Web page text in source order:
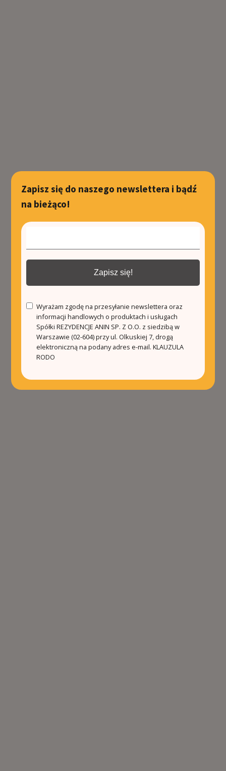
Zapisz się do naszego newslettera i bądź
na bieżąco!
Zapisz się!
Wyrażam zgodę na przesyłanie newslettera oraz
informacji handlowych o produktach i usługach
Spółki REZYDENCJE ANIN SP. Z O.O. z siedzibą w
Warszawie (02-604) przy ul. Olkuskiej 7, drogą
elektroniczną na podany adres e-mail.KLAUZULA
RODO